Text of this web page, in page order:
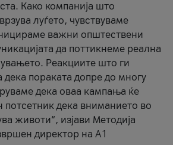
Како компанија што
луѓето, чувствуваме
важни општествени
да поттикнеме реална
Реакциите што ги
пораката допре до многу
дека оваа кампања ќе
потсетник дека вниманието во
животи“, изјави Методија
директор на А1